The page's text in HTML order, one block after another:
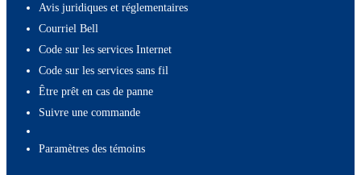
Avis juridiques et réglementaires
Courriel Bell
Code sur les services Internet
Code sur les services sans fil
Être prêt en cas de panne
Suivre une commande
paramètres des témoins